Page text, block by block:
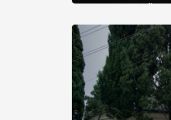
диктувати свої
Херсонесі
християнином. А
Херсонесу